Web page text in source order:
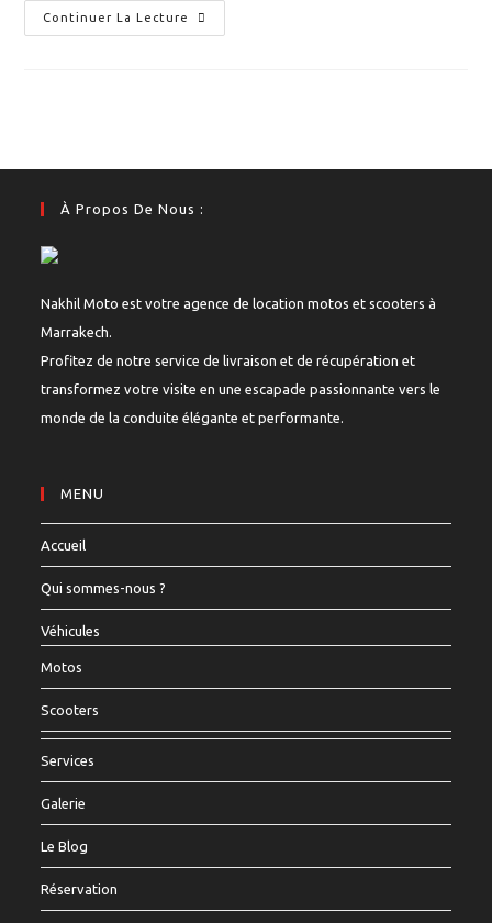
Continuer La Lecture
Les
5
Marrakech
À Propos De Nous :
Nakhil Moto est votre agence de location motos et scooters à
Marrakech.
Profitez de notre service de livraison et de récupération et
transformez votre visite en une escapade passionnante vers le
monde de la conduite élégante et performante.
MENU
Accueil
Qui sommes-nous ?
Véhicules
Motos
Scooters
Services
Galerie
Le Blog
Réservation